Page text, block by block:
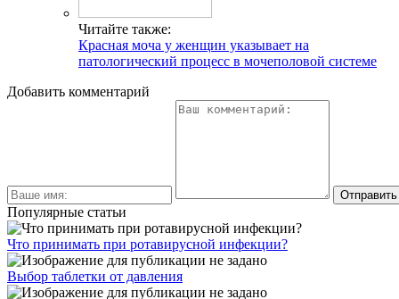
Читайте также:
Красная моча у женщин указывает на
патологический процесс в мочеполовой системе
Добавить комментарий
Популярные статьи
Что принимать при ротавирусной инфекции?
Выбор таблетки от давления